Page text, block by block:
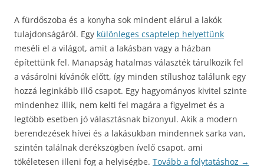
A fürdőszoba és a konyha sok mindent elárul a lakók
tulajdonságáról. Egy különleges csaptelep helyettünk
meséli el a világot, amit a lakásban vagy a házban
építettünk fel. Manapság hatalmas választék tárulkozik fel
a vásárolni kívánók előtt, így minden stílushoz találunk egy
hozzá leginkább illő csapot. Egy hagyományos kivitel szinte
mindenhez illik, nem kelti fel magára a figyelmet és a
legtöbb esetben jó választásnak bizonyul. Akik a modern
berendezések hívei és a lakásukban mindennek sarka van,
szintén találnak derékszögben ívelő csapot, ami
tökéletesen illeni fog a helyiségbe. Tovább a folytatáshoz →